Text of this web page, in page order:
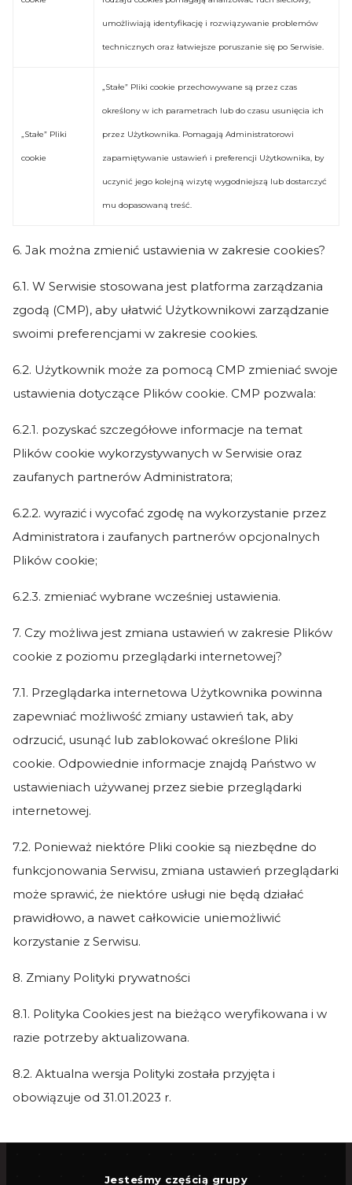
umożliwiają identyfikację i rozwiązywanie problemów
technicznych oraz łatwiejsze poruszanie się po Serwisie.
„Stałe” Pliki
cookie
„Stałe” Pliki cookie przechowywane są przez czas
określony w ich parametrach lub do czasu usunięcia ich
przez Użytkownika. Pomagają Administratorowi
zapamiętywanie ustawień i preferencji Użytkownika, by
uczynić jego kolejną wizytę wygodniejszą lub dostarczyć
mu dopasowaną treść.
6. Jak można zmienić ustawienia w zakresie cookies?
6.1. W Serwisie stosowana jest platforma zarządzania
zgodą (CMP), aby ułatwić Użytkownikowi zarządzanie
swoimi preferencjami w zakresie cookies.
6.2. Użytkownik może za pomocą CMP zmieniać swoje
ustawienia dotyczące Plików cookie. CMP pozwala:
6.2.1. pozyskać szczegółowe informacje na temat
Plików cookie wykorzystywanych w Serwisie oraz
zaufanych partnerów Administratora;
6.2.2. wyrazić i wycofać zgodę na wykorzystanie przez
Administratora i zaufanych partnerów opcjonalnych
Plików cookie;
6.2.3. zmieniać wybrane wcześniej ustawienia.
7. Czy możliwa jest zmiana ustawień w zakresie Plików
cookie z poziomu przeglądarki internetowej?
7.1. Przeglądarka internetowa Użytkownika powinna
zapewniać możliwość zmiany ustawień tak, aby
odrzucić, usunąć lub zablokować określone Pliki
cookie. Odpowiednie informacje znajdą Państwo w
ustawieniach używanej przez siebie przeglądarki
internetowej.
7.2. Ponieważ niektóre Pliki cookie są niezbędne do
funkcjonowania Serwisu, zmiana ustawień przeglądarki
może sprawić, że niektóre usługi nie będą działać
prawidłowo, a nawet całkowicie uniemożliwić
korzystanie z Serwisu.
8. Zmiany Polityki prywatności
8.1. Polityka Cookies jest na bieżąco weryfikowana i w
razie potrzeby aktualizowana.
8.2. Aktualna wersja Polityki została przyjęta i
obowiązuje od 31.01.2023 r.
Jesteśmy częścią grupy